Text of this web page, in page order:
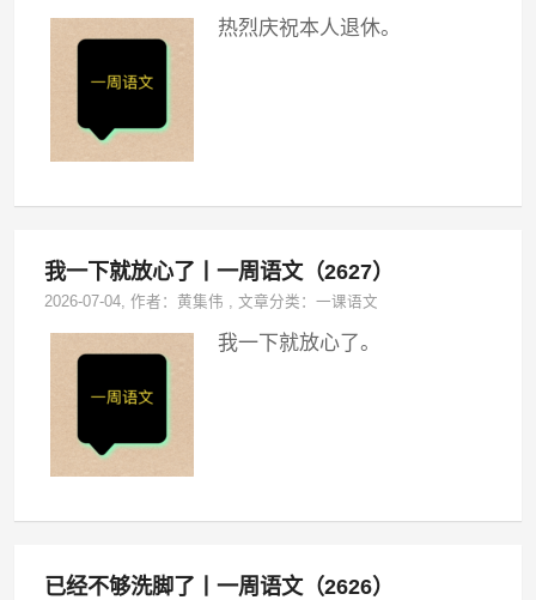
热烈庆祝本人退休。
我一下就放心了丨一周语文（2627）
2026-07-04, 作者：黄集伟 ,文章分类：一课语文
我一下就放心了。
已经不够洗脚了丨一周语文（2626）